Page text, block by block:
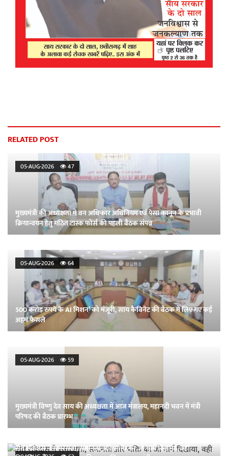
RELATED POST
05-AUG-2026 47
मुख्यमंत्री की अध्यक्षता में वन अधिकार अधिनियम एवं पेसा कानून के प्रभावी
क्रियान्वयन हेतु गठित टास्क फोर्स की पहली बैठक संपन्न
05-AUG-2026 64
500 करोड़ रुपये के AI मिशन’ को मंजूरी, साय कैबिनेट की बैठक में लिए गए कई
अहम फैसले
05-AUG-2026 59
मुख्यमंत्री विष्णु देव साय की अध्यक्षता में आज मंत्रालय, महानदी भवन में मंत्री
परिषद की बैठक प्रारम्भ
संत रविदास ने समरसता, समानता और भक्ति का जो मार्ग दिखाया, वही